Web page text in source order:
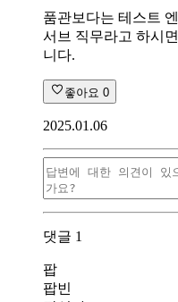
품관보다는 테스트
서브 직무라고 하시
니다.
좋아요 0
2025.01.06
댓글 1
팝
팝빈